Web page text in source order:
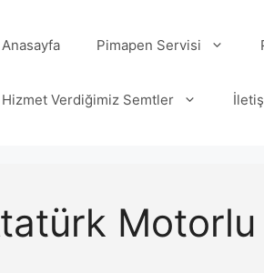
Anasayfa Pimapen Servisi
Hizmet Verdiğimiz Semtler